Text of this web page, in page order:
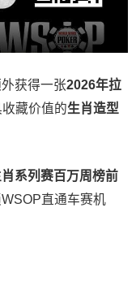
获得一张2026年拉
藏价值的生肖造型
系列赛百万周榜前
直通车赛机